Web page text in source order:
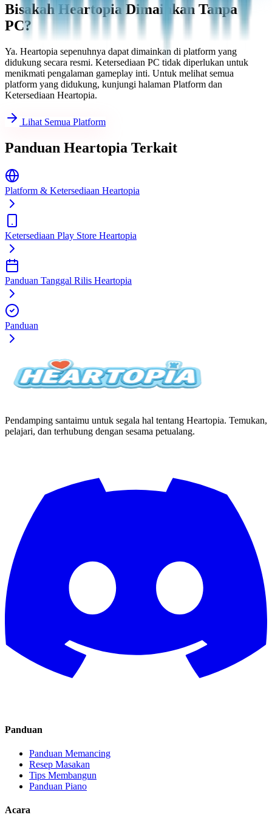
Bisakah Heartopia Dimainkan Tanpa
PC?
Ya. Heartopia sepenuhnya dapat dimainkan di platform yang
didukung secara resmi. Ketersediaan PC tidak diperlukan untuk
menikmati pengalaman gameplay inti. Untuk melihat semua
platform yang didukung, kunjungi halaman Platform dan
Ketersediaan Heartopia.
Lihat Semua Platform
Panduan Heartopia Terkait
Platform & Ketersediaan Heartopia
Ketersediaan Play Store Heartopia
Panduan Tanggal Rilis Heartopia
Panduan
Pendamping santaimu untuk segala hal tentang Heartopia. Temukan,
pelajari, dan terhubung dengan sesama petualang.
Panduan
Panduan Memancing
Resep Masakan
Tips Membangun
Panduan Piano
Acara